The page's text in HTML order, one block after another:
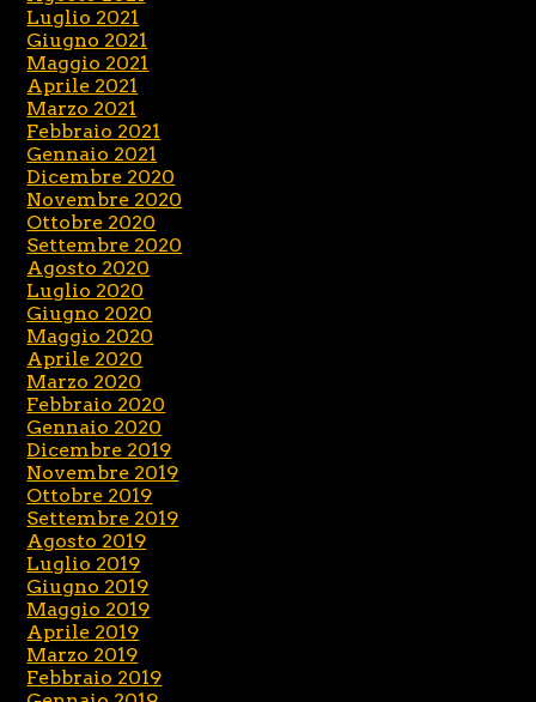
Luglio 2021
Giugno 2021
Maggio 2021
Aprile 2021
Marzo 2021
Febbraio 2021
Gennaio 2021
Dicembre 2020
Novembre 2020
Ottobre 2020
Settembre 2020
Agosto 2020
Luglio 2020
Giugno 2020
Maggio 2020
Aprile 2020
Marzo 2020
Febbraio 2020
Gennaio 2020
Dicembre 2019
Novembre 2019
Ottobre 2019
Settembre 2019
Agosto 2019
Luglio 2019
Giugno 2019
Maggio 2019
Aprile 2019
Marzo 2019
Febbraio 2019